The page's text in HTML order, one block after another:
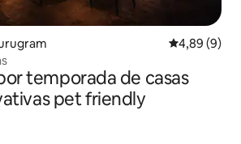
4,89 de uma
4,89 (9)
temporada de casas
pet friendly